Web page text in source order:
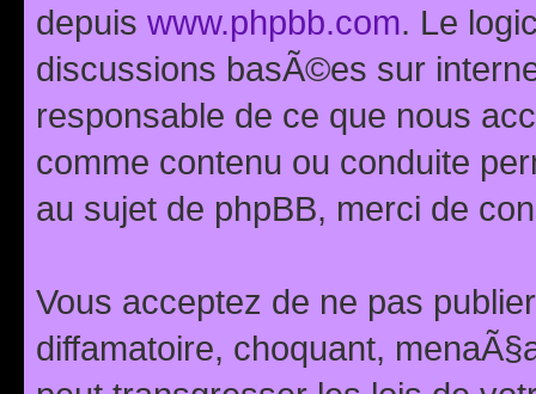
depuis www.phpbb.com. Le
discussions basÃ©es sur
responsable de ce que nous
comme contenu ou conduite
au sujet de phpBB, merci de
Vous acceptez de ne pas
diffamatoire, choquant,